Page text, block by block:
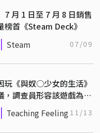
7 月 1 日至 7 月 8 日銷售
榜首《Steam Deck》
Steam 07/09
玩《與奴○少女的生活》
，調查員形容該遊戲為
麻可吉」
Teaching Feeling 11/13